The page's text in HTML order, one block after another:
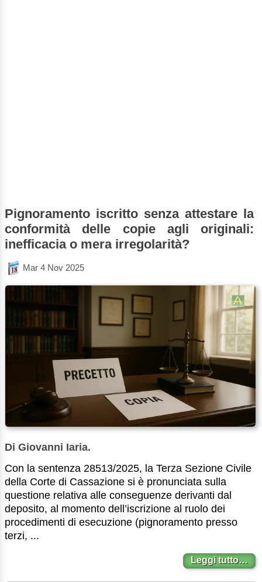
Pignoramento iscritto senza attestare la
conformità delle copie agli originali:
inefficacia o mera irregolarità?
Mar 4 Nov 2025
Di Giovanni Iaria.
Con la sentenza 28513/2025, la Terza Sezione Civile
della Corte di Cassazione si è pronunciata sulla
questione relativa alle conseguenze derivanti dal
deposito, al momento dell’iscrizione al ruolo dei
procedimenti di esecuzione (pignoramento presso
terzi, ...
Leggi tutto…